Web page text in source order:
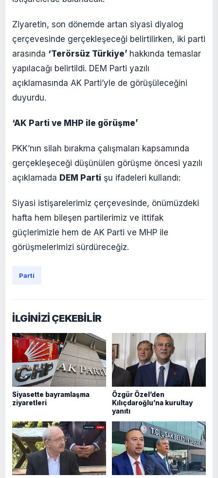
Ziyaretin, son dönemde artan siyasi diyalog
çerçevesinde gerçekleşeceği belirtilirken, iki parti
arasında ‘Terörsüz Türkiye’ hakkında temaslar
yapılacağı belirtildi. DEM Parti yazılı
açıklamasında AK Parti’yle de görüşüleceğini
duyurdu.
‘AK Parti ve MHP ile görüşme’
PKK’nın silah bırakma çalışmaları kapsamında
gerçekleşeceği düşünülen görüşme öncesi yazılı
açıklamada DEM Parti şu ifadeleri kullandı:
Siyasi istişarelerimiz çerçevesinde, önümüzdeki
hafta hem bileşen partilerimiz ve ittifak
güçlerimizle hem de AK Parti ve MHP ile
görüşmelerimizi sürdüreceğiz.
Parti
İLGİNİZİ ÇEKEBİLİR
Siyasette bayramlaşma
ziyaretleri
Özgür Özel’den
Kılıçdaroğlu’na kurultay
yanıtı